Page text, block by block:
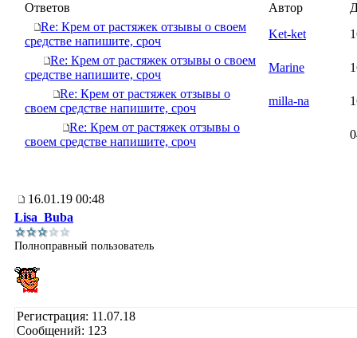
Ответов Автор
Re: Крем от растяжек отзывы о своем
средстве напишите, сроч
Ket-ket
Re: Крем от растяжек отзывы о своем
средстве напишите, сроч
Marine
Re: Крем от растяжек отзывы о
своем средстве напишите, сроч
milla-na
Re: Крем от растяжек отзывы о
своем средстве напишите, сроч
16.01.19 00:48
Lisa_Buba
Полноправный пользователь
Регистрация: 11.07.18
Сообщений: 123